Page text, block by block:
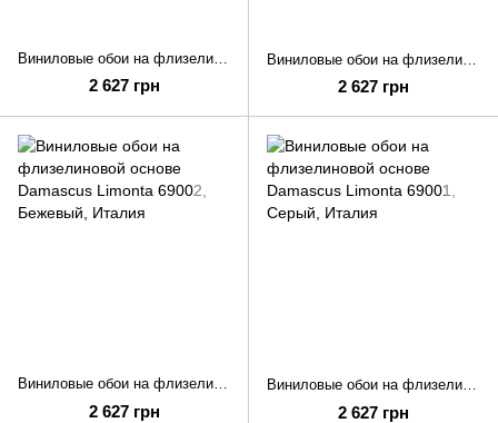
2 627 грн 2 627 грн
Виниловые обои на флизелиновой основе Damascus Limonta 69002
2 627 грн
Виниловые обои на флизелиновой основе Damascus Limonta 69001
2 627 грн